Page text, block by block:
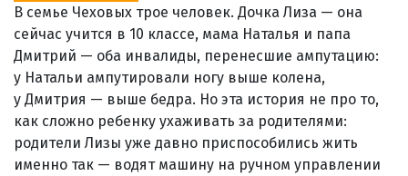
В семье Чеховых трое человек. Дочка Лиза — она
сейчас учится в 10 классе, мама Наталья и папа
Дмитрий — оба инвалиды, перенесшие ампутацию:
у Натальи ампутировали ногу выше колена,
у Дмитрия — выше бедра. Но эта история не про то,
как сложно ребенку ухаживать за родителями:
родители Лизы уже давно приспособились жить
именно так — водят машину на ручном управлении